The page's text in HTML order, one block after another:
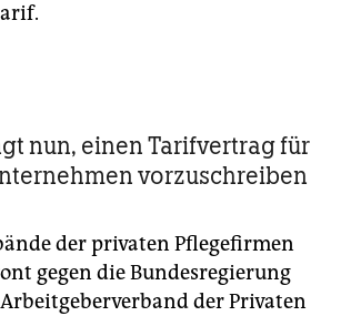
nun, einen Tarifvertrag für
vorzuschreiben
der privaten Pflegefirmen
gegen die Bundesregierung
der Privaten